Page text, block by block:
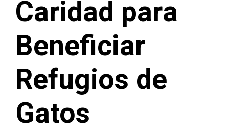
Caridad para
Beneficiar
Refugios de
Gatos